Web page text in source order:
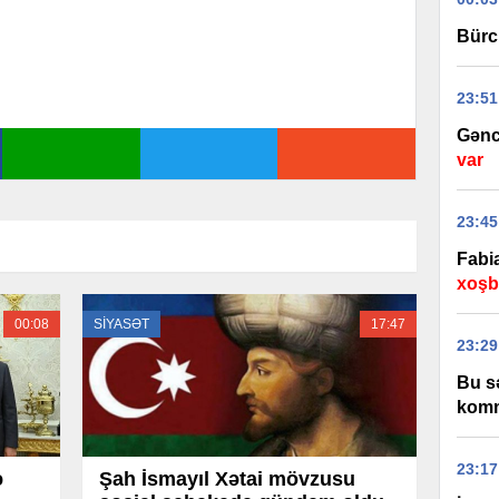
00:08 SİYASƏT 17:47
Şah İsmayıl Xətai mövzusu
var
Bu